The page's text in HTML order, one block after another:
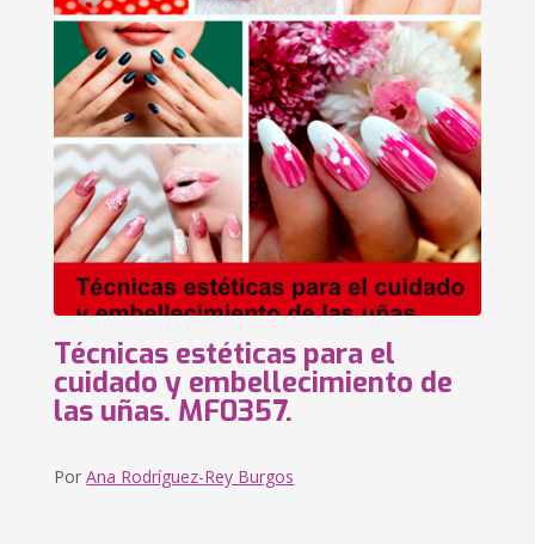
Técnicas estéticas para el
cuidado y embellecimiento de
las uñas. MF0357.
PorAna Rodríguez-Rey Burgos